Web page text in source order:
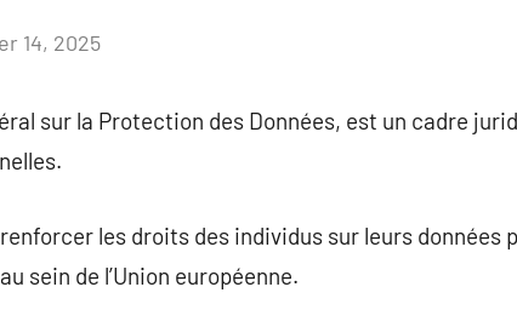
14, 2025
sur la Protection des Données, est un cadre
les droits des individus sur leurs données
sein de l’Union européenne.